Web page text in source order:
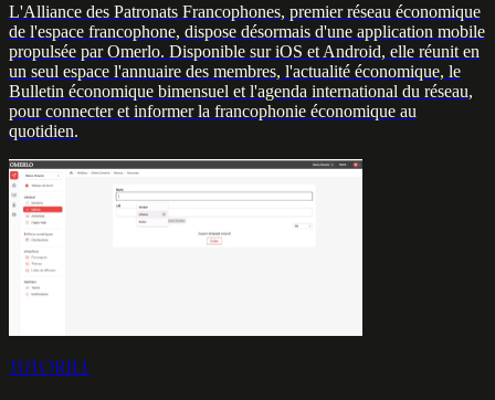
L'Alliance des Patronats Francophones, premier réseau économique
de l'espace francophone, dispose désormais d'une application mobile
propulsée par Omerlo. Disponible sur iOS et Android, elle réunit en
un seul espace l'annuaire des membres, l'actualité économique, le
Bulletin économique bimensuel et l'agenda international du réseau,
pour connecter et informer la francophonie économique au
quotidien.
TUTORIEL